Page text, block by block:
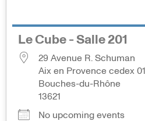
Le Cube - Salle 201
29 Avenue R. Schuman
Aix en Provence cedex 01
Bouches-du-Rhône
13621
No upcoming events